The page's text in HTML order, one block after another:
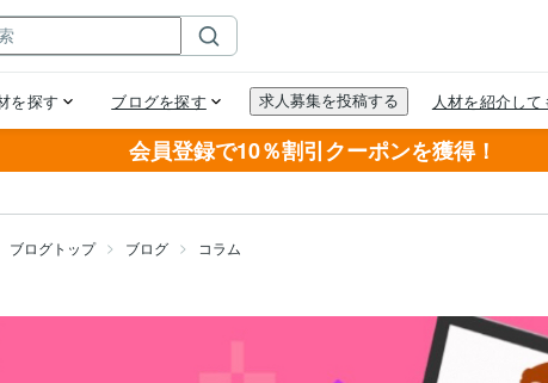
会員登録で10％割引クーポンを獲得！
ブログトップ ブログ コラム